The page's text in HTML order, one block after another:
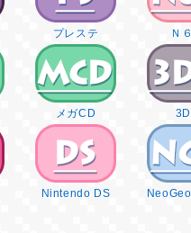
プレステ Ｎ
メガCD
Nintendo DS